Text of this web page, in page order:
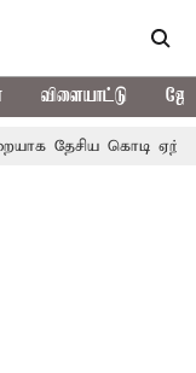
விளையாட்டு
கொடி